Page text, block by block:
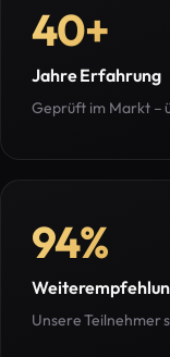
40+
Jahre Erfahrung
Geprüft im Markt –
94%
Unsere Teilnehmer